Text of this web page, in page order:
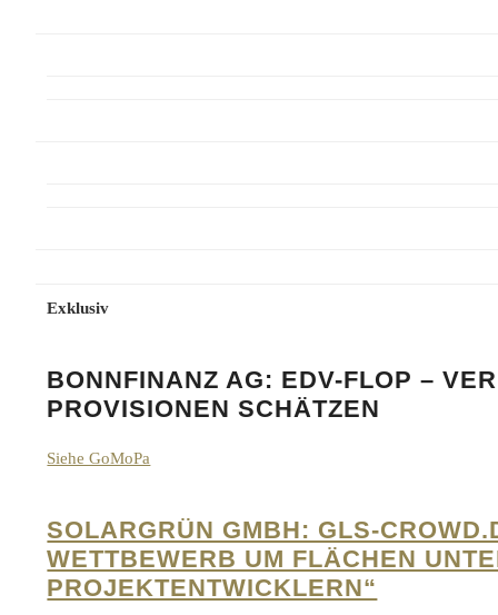
Exklusiv
BONNFINANZ AG: EDV-FLOP –
PROVISIONEN SCHÄTZEN
Siehe GoMoPa
SOLARGRÜN GMBH: GLS-
WETTBEWERB UM FLÄCHEN
PROJEKTENTWICKLERN“